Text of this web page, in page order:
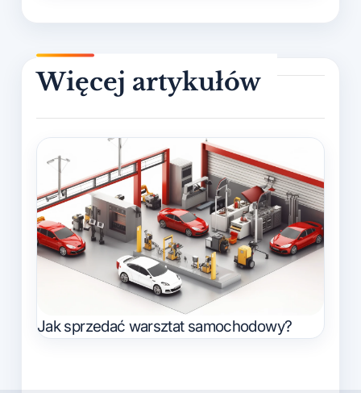
Jak sprzedać warsztat samochodowy?